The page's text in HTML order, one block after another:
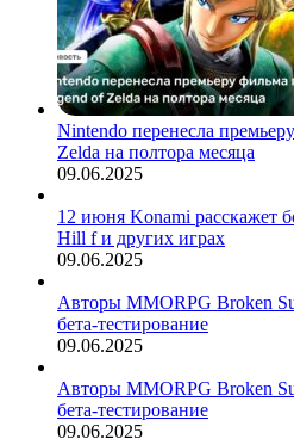
Nintendo перенесла
Zelda на полтора месяца
09.06.2025
12 июня Konami расскажет
Hill f и других играх
09.06.2025
Авторы MMORPG Broken
бета-тестирование
09.06.2025
Авторы MMORPG Broken
бета-тестирование
09.06.2025